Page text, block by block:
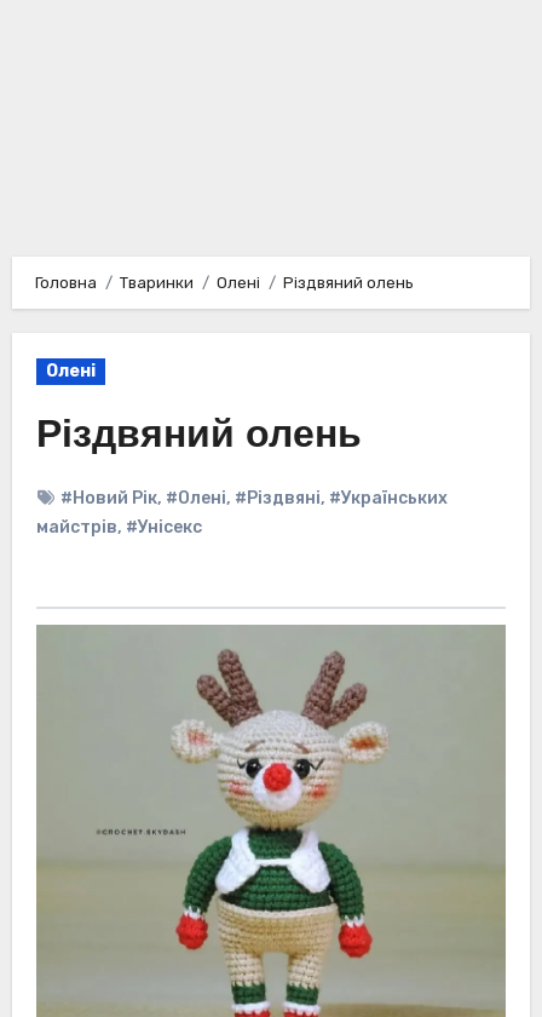
Головна Тваринки Олені Різдвяний олень
Олені
Різдвяний олень
#Новий Рік, #Олені, #Різдвяні, #Українських
майстрів, #Унісекс